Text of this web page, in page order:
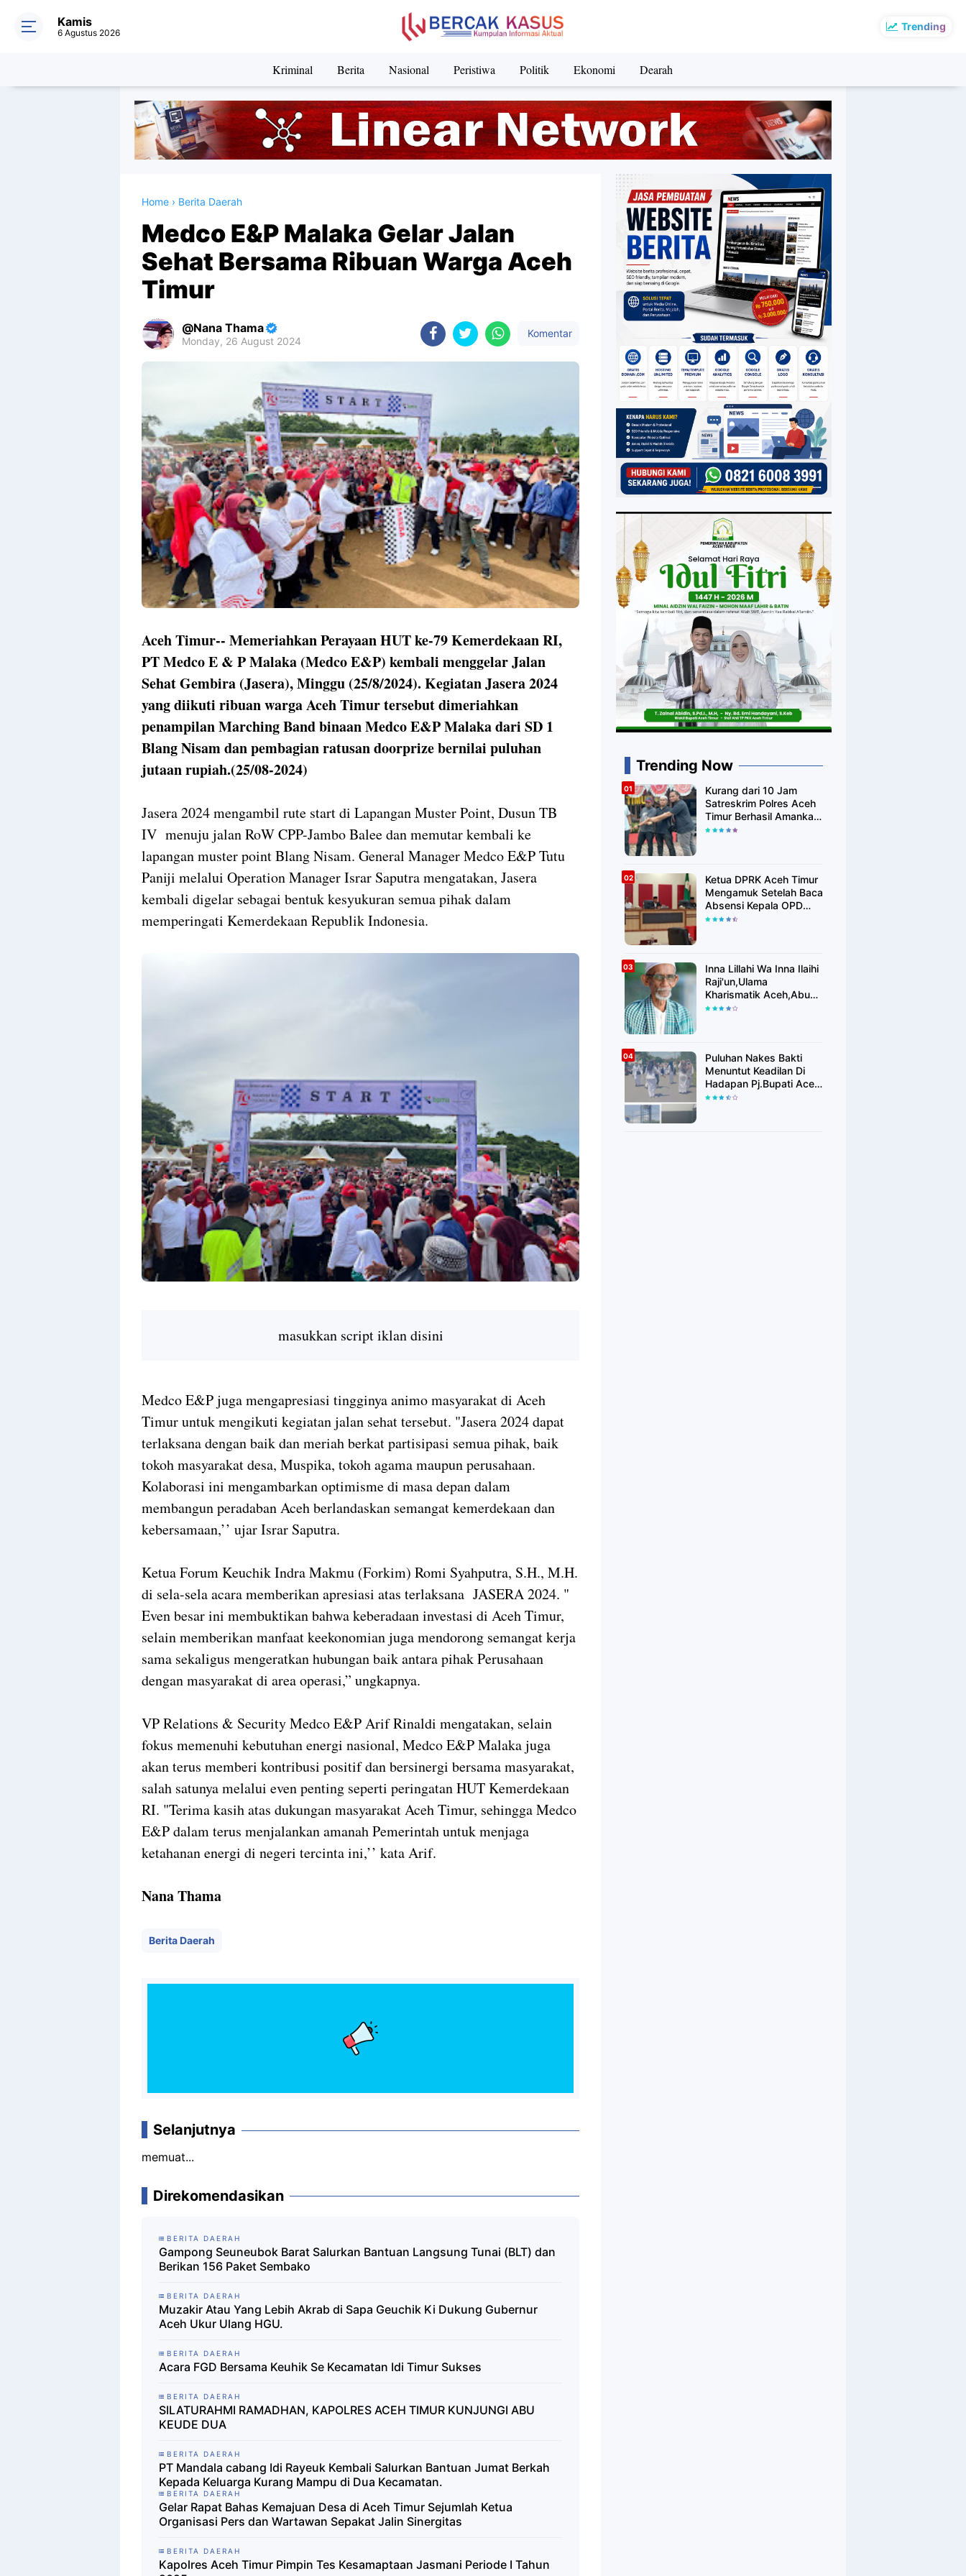
Trending
Kamis
6 Agustus 2026
Kriminal Berita Nasional Peristiwa Politik Ekonomi Dearah
Home › Berita Daerah
Medco E&P Malaka Gelar Jalan
Sehat Bersama Ribuan Warga Aceh
Timur
Nana Thama
Monday, 26 August 2024
Komentar
Aceh Timur-- Memeriahkan Perayaan HUT ke-79 Kemerdekaan RI,
PT Medco E & P Malaka (Medco E&P) kembali menggelar Jalan
Sehat Gembira (Jasera), Minggu (25/8/2024). Kegiatan Jasera 2024
yang diikuti ribuan warga Aceh Timur tersebut dimeriahkan
penampilan Marching Band binaan Medco E&P Malaka dari SD 1
Blang Nisam dan pembagian ratusan doorprize bernilai puluhan
jutaan rupiah.(25/08-2024)
Jasera 2024 mengambil rute start di Lapangan Muster Point, Dusun TB
IV menuju jalan RoW CPP-Jambo Balee dan memutar kembali ke
lapangan muster point Blang Nisam. General Manager Medco E&P Tutu
Paniji melalui Operation Manager Israr Saputra mengatakan, Jasera
kembali digelar sebagai bentuk kesyukuran semua pihak dalam
memperingati Kemerdekaan Republik Indonesia.
masukkan script iklan disini
Medco E&P juga mengapresiasi tingginya animo masyarakat di Aceh
Timur untuk mengikuti kegiatan jalan sehat tersebut. "Jasera 2024 dapat
terlaksana dengan baik dan meriah berkat partisipasi semua pihak, baik
tokoh masyarakat desa, Muspika, tokoh agama maupun perusahaan.
Kolaborasi ini mengambarkan optimisme di masa depan dalam
membangun peradaban Aceh berlandaskan semangat kemerdekaan dan
kebersamaan,’’ ujar Israr Saputra.
Ketua Forum Keuchik Indra Makmu (Forkim) Romi Syahputra, S.H., M.H.
di sela-sela acara memberikan apresiasi atas terlaksana JASERA 2024. "
Even besar ini membuktikan bahwa keberadaan investasi di Aceh Timur,
selain memberikan manfaat keekonomian juga mendorong semangat kerja
sama sekaligus mengeratkan hubungan baik antara pihak Perusahaan
dengan masyarakat di area operasi,” ungkapnya.
VP Relations & Security Medco E&P Arif Rinaldi mengatakan, selain
fokus memenuhi kebutuhan energi nasional, Medco E&P Malaka juga
akan terus memberi kontribusi positif dan bersinergi bersama masyarakat,
salah satunya melalui even penting seperti peringatan HUT Kemerdekaan
RI. "Terima kasih atas dukungan masyarakat Aceh Timur, sehingga Medco
E&P dalam terus menjalankan amanah Pemerintah untuk menjaga
ketahanan energi di negeri tercinta ini,’’ kata Arif.
Nana Thama
Berita Daerah
Selanjutnya
memuat...
Direkomendasikan
BERITA DAERAH
Gampong Seuneubok Barat Salurkan Bantuan Langsung Tunai (BLT) dan
Berikan 156 Paket Sembako
BERITA DAERAH
Muzakir Atau Yang Lebih Akrab di Sapa Geuchik Ki Dukung Gubernur
Aceh Ukur Ulang HGU.
BERITA DAERAH
Acara FGD Bersama Keuhik Se Kecamatan Idi Timur Sukses
BERITA DAERAH
SILATURAHMI RAMADHAN, KAPOLRES ACEH TIMUR KUNJUNGI ABU
KEUDE DUA
BERITA DAERAH
PT Mandala cabang Idi Rayeuk Kembali Salurkan Bantuan Jumat Berkah
Kepada Keluarga Kurang Mampu di Dua Kecamatan.
BERITA DAERAH
Gelar Rapat Bahas Kemajuan Desa di Aceh Timur Sejumlah Ketua
Organisasi Pers dan Wartawan Sepakat Jalin Sinergitas
BERITA DAERAH
Kapolres Aceh Timur Pimpin Tes Kesamaptaan Jasmani Periode I Tahun
Trending Now
Kurang dari 10 Jam
Satreskrim Polres Aceh
Timur Berhasil Amankan
Diduga Pelaku
Ketua DPRK Aceh Timur
Mengamuk Setelah Baca
Absensi Kepala OPD
Banyak Yang Tidak
Inna Lillahi Wa Inna Ilaihi
Raji'un,Ulama
Kharismatik Aceh,Abu
Tu Min Blang Bladeh
Puluhan Nakes Bakti
Menuntut Keadilan Di
Hadapan Pj.Bupati Aceh
Timur